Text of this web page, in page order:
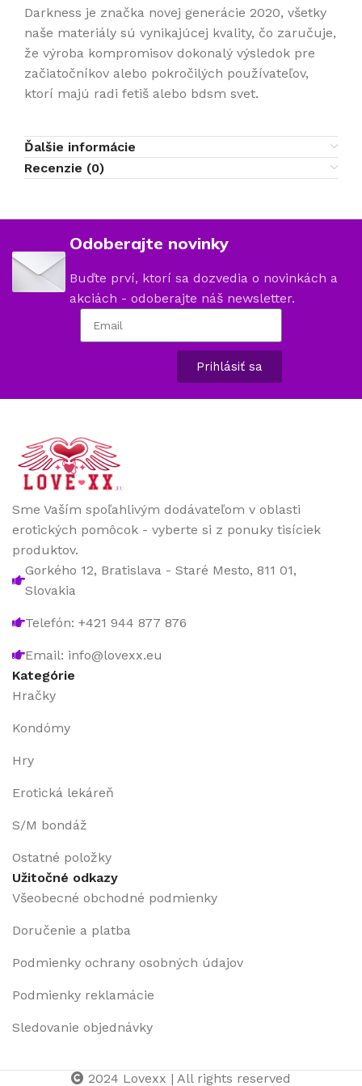
Darkness je značka novej generácie 2020, všetky
naše materiály sú vynikajúcej kvality, čo zaručuje,
že výroba kompromisov dokonalý výsledok pre
začiatočníkov alebo pokročilých používateľov,
ktorí majú radi fetiš alebo bdsm svet.
Ďalšie informácie
Recenzie (0)
Odoberajte novinky
Buďte prví, ktorí sa dozvedia o novinkách a
akciách - odoberajte náš newsletter.
Prihlásiť sa
Sme Vaším spoľahlivým dodávateľom v oblasti
erotických pomôcok - vyberte si z ponuky tisíciek
produktov.
Gorkého 12, Bratislava - Staré Mesto, 811 01,
Slovakia
Telefón: +421 944 877 876
Email: info@lovexx.eu
Kategórie
Hračky
Kondómy
Hry
Erotická lekáreň
S/M bondáž
Ostatné položky
Užitočné odkazy
Všeobecné obchodné podmienky
Doručenie a platba
Podmienky ochrany osobných údajov
Podmienky reklamácie
Sledovanie objednávky
2024 Lovexx | All rights reserved